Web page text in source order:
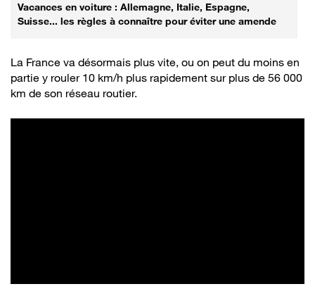
Vacances en voiture : Allemagne, Italie, Espagne,
Suisse... les règles à connaître pour éviter une amende
La France va désormais plus vite, ou on peut du moins en
partie y rouler 10 km/h plus rapidement sur plus de 56 000
km de son réseau routier.